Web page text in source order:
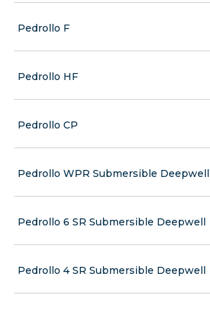
Pedrollo F
Pedrollo HF
Pedrollo CP
Pedrollo WPR Submersible Deepwell
Pedrollo 6 SR Submersible Deepwell
Pedrollo 4 SR Submersible Deepwell